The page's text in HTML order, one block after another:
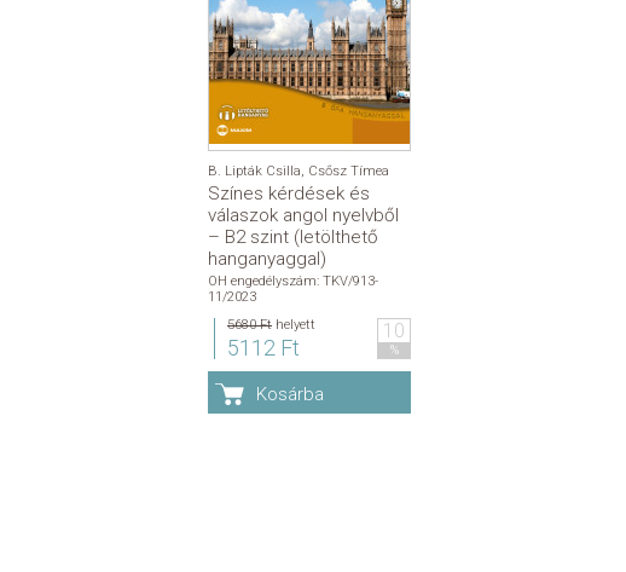
B. Lipták Csilla, Csősz Tímea
Színes kérdések és
válaszok angol nyelvből
– B2 szint (letölthető
hanganyaggal)
OH engedélyszám: TKV/913-
11/2023
5680 Ft helyett
5112 Ft
10
%
Kosárba